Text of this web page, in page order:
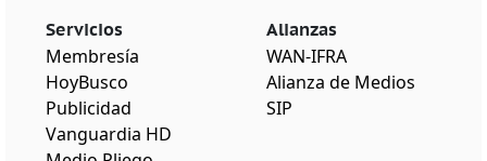
Servicios
Membresía
HoyBusco
Publicidad
Vanguardia HD
Alianzas
WAN-IFRA
Alianza de Medios
SIP